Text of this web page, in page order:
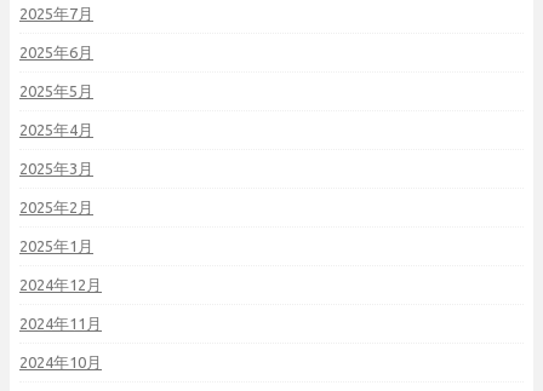
2025年7月
2025年6月
2025年5月
2025年4月
2025年3月
2025年2月
2025年1月
2024年12月
2024年11月
2024年10月